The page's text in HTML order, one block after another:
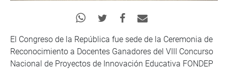
El Congreso de la República fue sede de la Ceremonia de
Reconocimiento a Docentes Ganadores del VIII Concurso
Nacional de Proyectos de Innovación Educativa FONDEP